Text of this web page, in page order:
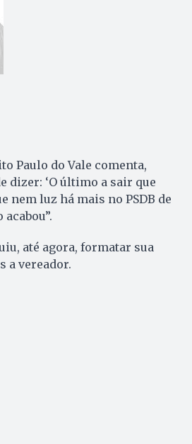
Paulo do Vale comenta,
dizer: ‘O último a sair que
nem luz há mais no PSDB de
até agora, formatar sua
a vereador.